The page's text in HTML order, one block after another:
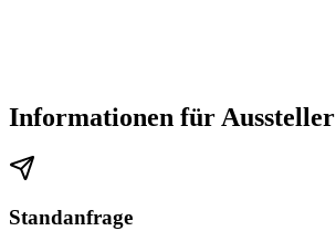
Informationen für Aussteller
Standanfrage